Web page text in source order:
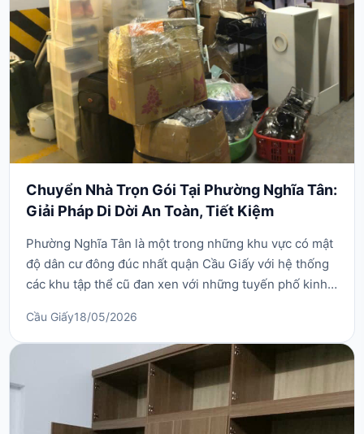
Chuyển Nhà Trọn Gói Tại Phường Nghĩa Tân:
Giải Pháp Di Dời An Toàn, Tiết Kiệm
Phường Nghĩa Tân là một trong những khu vực có mật
độ dân cư đông đúc nhất quận Cầu Giấy với hệ thống
các khu tập thể cũ đan xen với những tuyến phố kinh
vụ chuyển nhà trọn gói tại phường Nghĩa Tân luôn đòi
hỏi sự chuyên nghiệp và khả năng xử lý linh hoạt
trong việc vận chuyển đồ đạc từ các tầng c...
Cầu Giấy18/05/2026